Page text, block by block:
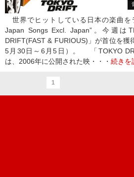
世界でヒットしている日本の楽曲を
Japan Songs Excl. Japan”。今週は
DRIFT(FAST & FURIOUS)」が首位を
5月30日～6月5日）。 「TOKYO
は、2006年に公開された映・・・ 続きを
1